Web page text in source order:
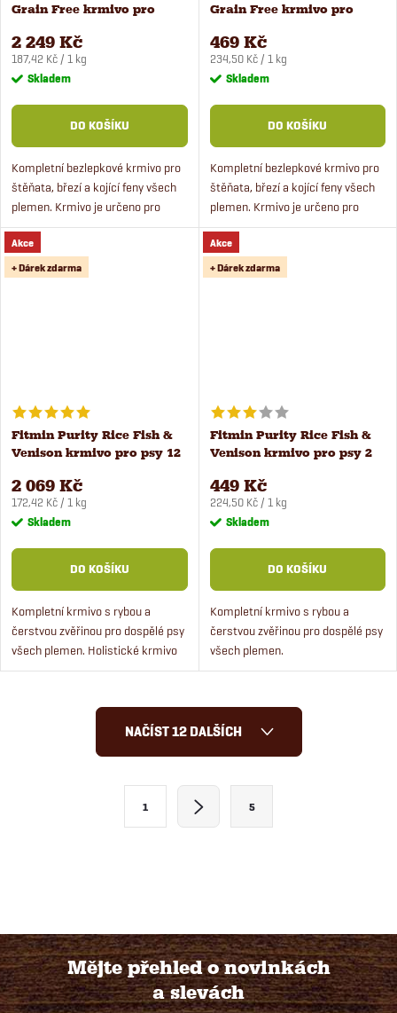
Grain Free krmivo pro
2 249 Kč
Měrná
cena:
187,42 Kč / 1 kg
Skladem
DO KOŠÍKU
Kompletní bezlepkové krmivo pro
štěňata, březí a kojící feny všech
plemen. Krmivo je určeno pro
štěňata malých, středních i
velkých plemen psů. Receptura je
založená...
Grain Free krmivo pro
469 Kč
Měrná
cena:
234,50 Kč / 1 kg
Skladem
DO KOŠÍKU
Kompletní bezlepkové krmivo pro
štěňata, březí a kojící feny všech
plemen. Krmivo je určeno pro
štěňata malých, středních i
velkých plemen psů. Receptura je
založená...
Akce
+ Dárek zdarma
Fitmin Purity Rice Fish &
Venison krmivo pro psy 12
2 069 Kč
Měrná
cena:
172,42 Kč / 1 kg
Skladem
DO KOŠÍKU
Kompletní krmivo s rybou a
čerstvou zvěřinou pro dospělé psy
všech plemen. Holistické krmivo
pro psy s čerstvým masem a rýží.
Akce
+ Dárek zdarma
Fitmin Purity Rice Fish &
Venison krmivo pro psy 2
449 Kč
Měrná
cena:
224,50 Kč / 1 kg
Skladem
DO KOŠÍKU
Kompletní krmivo s rybou a
čerstvou zvěřinou pro dospělé psy
všech plemen.
c
í
NAČÍST 12 DALŠÍCH
o
v
á
1 5
Mějte přehled o novinkách
a slevách